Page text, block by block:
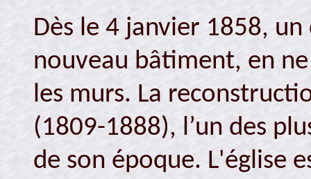
Dès le 4 janvier 1858,
nouveau bâtiment, en
les murs. La
(1809-1888), l’un des
de son époque. L'église